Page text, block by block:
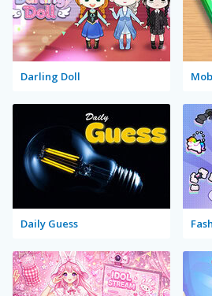
Darling Doll
Daily Guess